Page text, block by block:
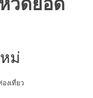
วัดยอด
ม่
งเที่ยว